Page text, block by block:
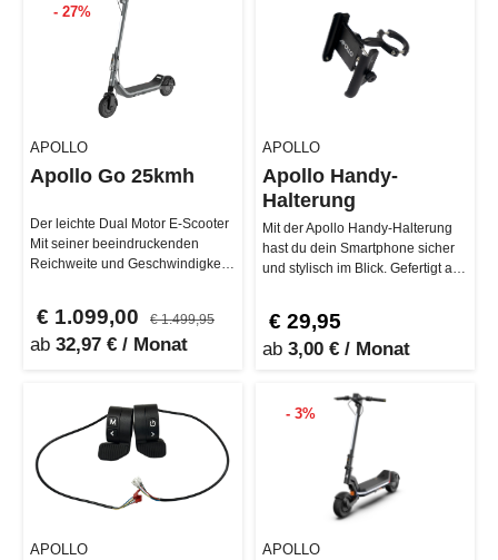
- 27%
APOLLO
Apollo Go 25kmh
Der leichte Dual Motor E-Scooter
Mit seiner beeindruckenden
Reichweite und Geschwindigkeit
€ 1.099,00 € 1.499,95
ab 32,97 € / Monat
APOLLO
Apollo Handy-
Halterung
Mit der Apollo Handy-Halterung
hast du dein Smartphone sicher
und stylisch im Blick. Gefertigt aus
€ 29,95
ab 3,00 € / Monat
APOLLO
- 3%
APOLLO